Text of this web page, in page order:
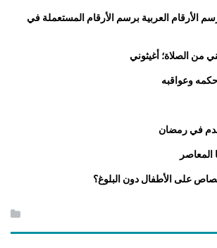
الأرقام العربية برسم الأرقام المستعملة في
من الصلاة؛ أغيثوني
وعواقبه
في رمضان
على الأطفال دون البلوغ؟